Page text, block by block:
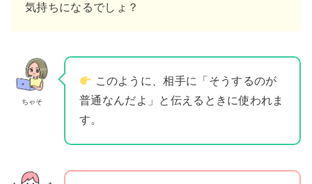
気持ちになるでしょ？
ちゃそ
このように、相手に「そうするのが
普通なんだよ」と伝えるときに使われま
す。